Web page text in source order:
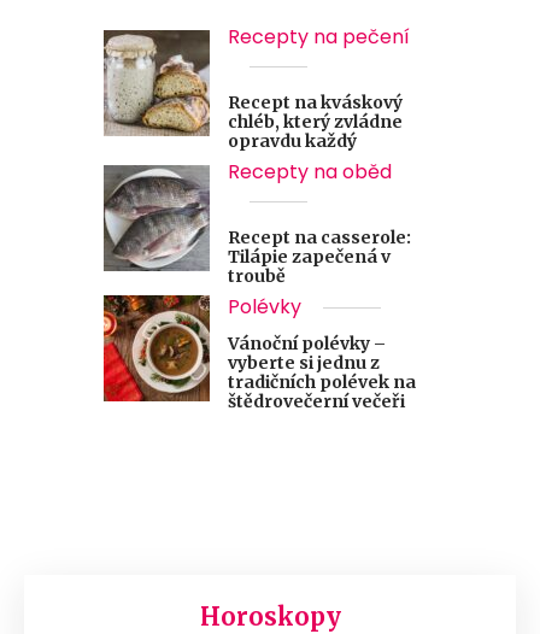
Recepty na pečení
Recept na kváskový
chléb, který zvládne
opravdu každý
Recepty na oběd
Recept na casserole:
Tilápie zapečená v
troubě
Polévky
Vánoční polévky –
vyberte si jednu z
tradičních polévek na
štědrovečerní večeři
Horoskopy